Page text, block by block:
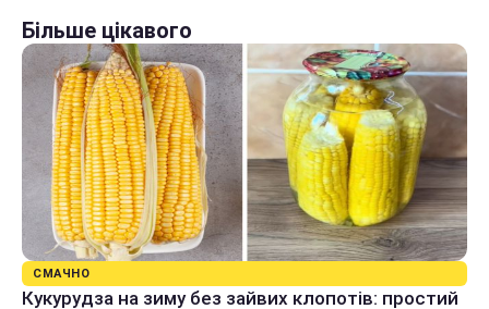
Більше цікавого
СМАЧНО
Кукурудза на зиму без зайвих клопотів: простий